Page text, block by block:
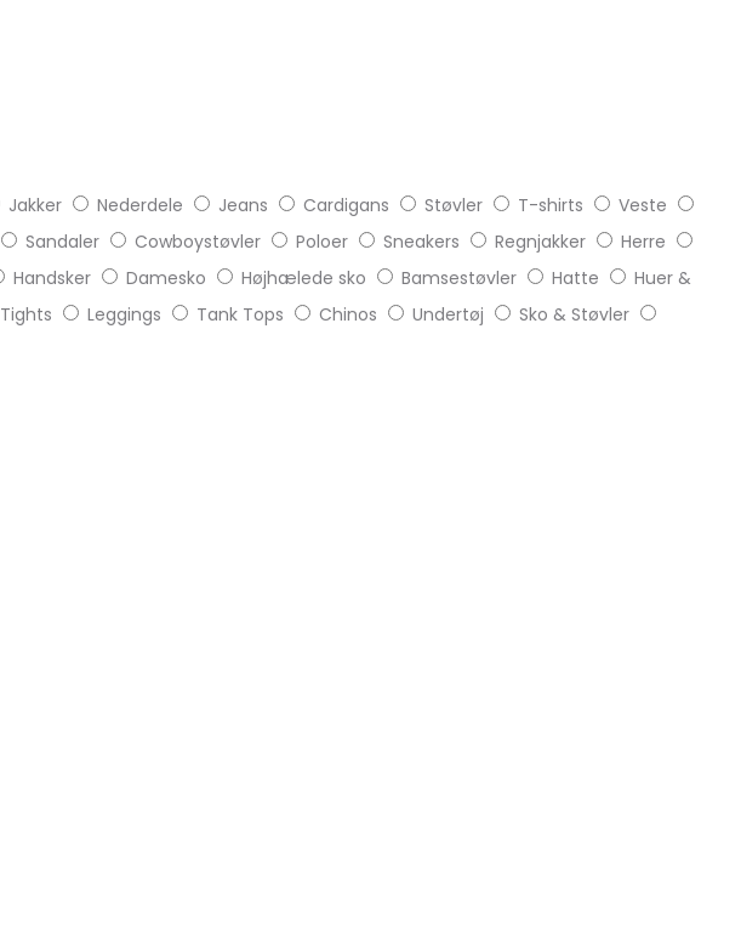
Jakker Nederdele Jeans Cardigans Støvler T-shirts
Veste
Sandaler Cowboystøvler Poloer Sneakers Regnjakker
Herre
Handsker Damesko Højhælede sko Bamsestøvler Hatte
Huer &
Tights Leggings Tank Tops Chinos Undertøj
Sko & Støvler